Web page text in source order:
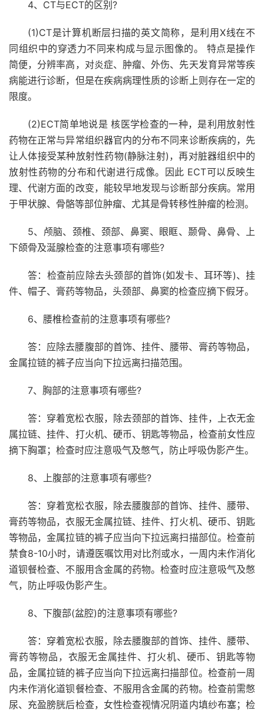
4、CT与ECT的区别?
(1)CT是计算机断层扫描的英文简称，是利用X线在不
同组织中的穿透力不同来构成与显示图像的。 特点是操作
简便，分辨率高，对炎症、肿瘤、外伤、先天发育异常等疾
病能进行诊断，但是在疾病病理性质的诊断上则存在一定的
限度。
(2)ECT简单地说是 核医学检查的一种，是利用放射性
药物在正常与异常组织器官内的分布不同来诊断疾病的，先
让人体接受某种放射性药物(静脉注射)，再对脏器组织中的
放射性药物的分布和代谢进行成像。因此 ECT可以反映生
理、代谢方面的改变，能较早地发现与诊断部分疾病。常用
于甲状腺、骨骼等部位肿瘤、尤其是骨转移性肿瘤的检测。
5、颅脑、颈椎、颈部、鼻窦、眼眶、颞骨、鼻骨、上
下颌骨及涎腺检查的注意事项有哪些?
答：检查前应除去头颈部的首饰(如发卡、耳环等)、挂
件、帽子、膏药等物品，头颈部、鼻窦的检查应摘下假牙。
6、腰椎检查前的注意事项有哪些?
答：应除去腰腹部的首饰、挂件、腰带、膏药等物品，
金属拉链的裤子应当向下拉远离扫描范围。
7、胸部的注意事项有哪些?
答：穿着宽松衣服，除去颈部的首饰、挂件，上衣无金
属拉链、挂件、打火机、硬币、钥匙等物品，检查前女性应
摘下胸罩；检查时应注意吸气及憋气，防止呼吸伪影产生。
8、上腹部的注意事项有哪些?
答：穿着宽松衣服，除去腰腹部的首饰、挂件、腰带、
膏药等物品，衣服无金属拉链、挂件、打火机、硬币、钥匙
等物品，金属拉链的裤子应当向下拉远离扫描部位。检查前
禁食8-10小时，请遵医嘱饮用对比剂或水，一周内未作消化
道钡餐检查、不服用含金属的药物。检查时应注意吸气及憋
气，防止呼吸伪影产生。
8、下腹部(盆腔)的注意事项有哪些?
答：穿着宽松衣服，除去腰腹部的首饰、挂件、腰带、
膏药等物品，衣服无金属挂件、打火机、硬币、钥匙等物
品，金属拉链的裤子应当向下拉远离扫描部位。检查前一周
内未作消化道钡餐检查、不服用含金属的药物。检查前需憋
尿、充盈膀胱后检查，女性检查视情况阴道内填纱布塞；检